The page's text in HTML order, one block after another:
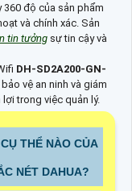
360 độ của sản phẩm
và chính xác. Sản
tin tưởng sự tin cậy và
DH-SD2A200-GN-
vệ an ninh và giám
trong việc quản lý.
THỂ NÀO CỦA
NÉT DAHUA?